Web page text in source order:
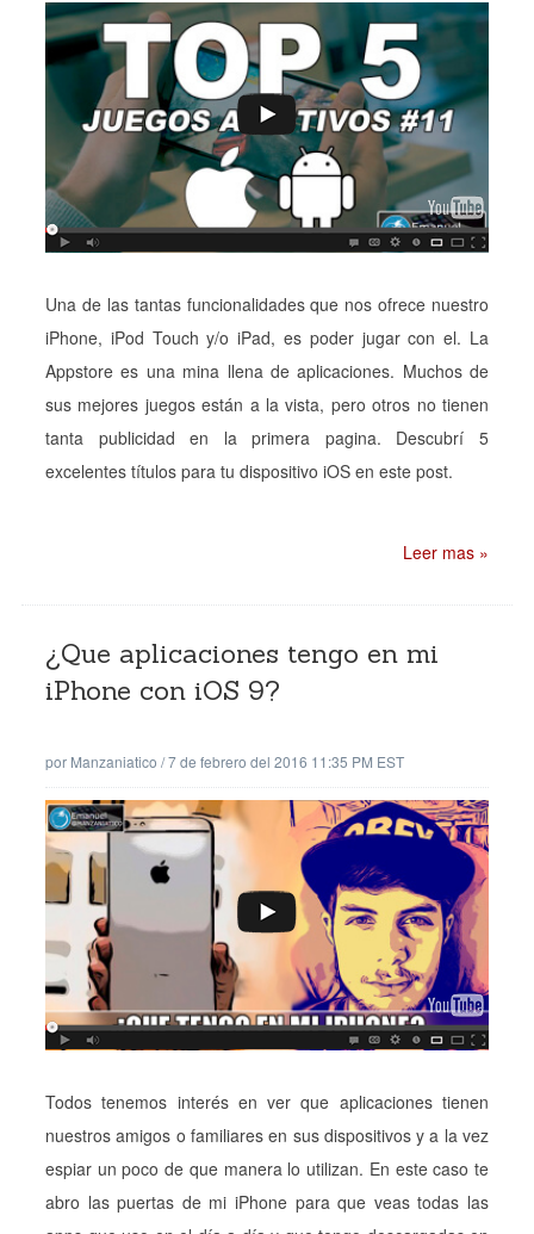
Una de las tantas funcionalidades que nos ofrece nuestro
iPhone, iPod Touch y/o iPad, es poder jugar con el. La
Appstore es una mina llena de aplicaciones. Muchos de
sus mejores juegos están a la vista, pero otros no tienen
tanta publicidad en la primera pagina. Descubrí 5
excelentes títulos para tu dispositivo iOS en este post.
Leer mas »
¿Que aplicaciones tengo en mi
iPhone con iOS 9?
por Manzaniatico /7 de febrero del 2016 11:35 PM EST
Todos tenemos interés en ver que aplicaciones tienen
nuestros amigos o familiares en sus dispositivos y a la vez
espiar un poco de que manera lo utilizan. En este caso te
abro las puertas de mi iPhone para que veas todas las